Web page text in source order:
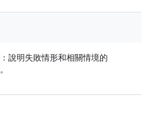
：說明失敗情形和相關情境的
。